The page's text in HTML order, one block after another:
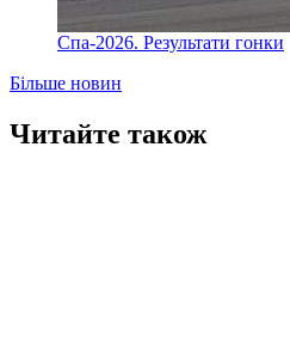
Спа-2026. Результати гонки
Більше новин
Читайте також